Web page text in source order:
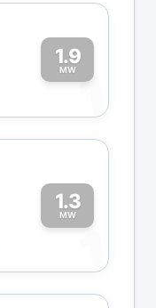
1.9
MW1
1.3
MW
1